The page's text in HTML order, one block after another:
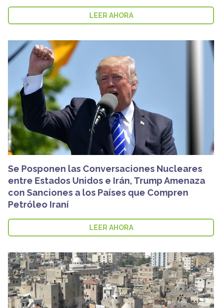
LEER AHORA
Se Posponen las Conversaciones Nucleares
entre Estados Unidos e Irán, Trump Amenaza
con Sanciones a los Países que Compren
Petróleo Iraní
LEER AHORA